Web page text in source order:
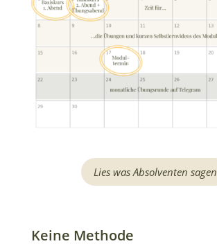
Lies was Absolventen sagen
Keine Methode